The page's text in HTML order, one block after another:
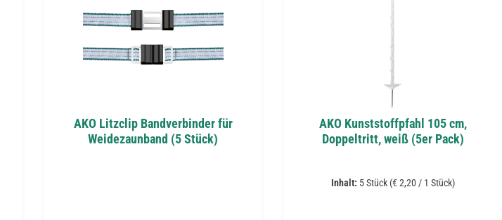
AKO Litzclip Bandverbinder für
Weidezaunband (5 Stück)
AKO Kunststoffpfahl 105 cm,
Doppeltritt, weiß (5er Pack)
Inhalt: 5 Stück (€ 2,20 / 1 Stück)